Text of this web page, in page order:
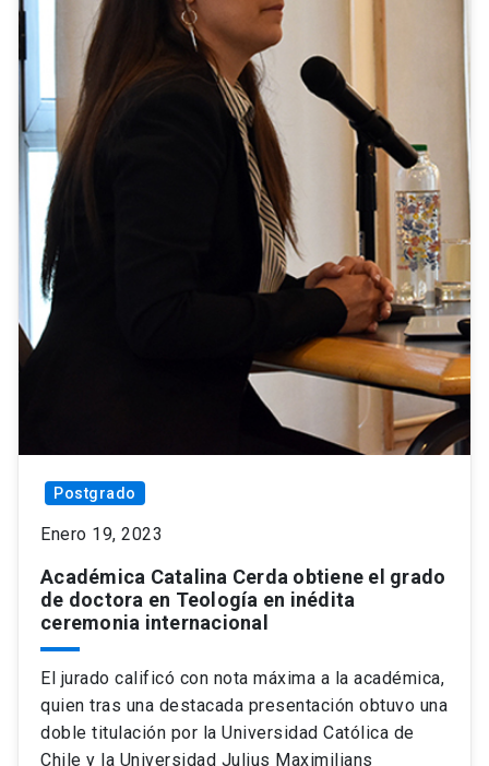
Postgrado
Enero 19, 2023
Académica Catalina Cerda obtiene el grado
de doctora en Teología en inédita
ceremonia internacional
El jurado calificó con nota máxima a la académica,
quien tras una destacada presentación obtuvo una
doble titulación por la Universidad Católica de
Chile y la Universidad Julius Maximilians